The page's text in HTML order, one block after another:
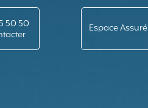
50 50
Espace Assuré